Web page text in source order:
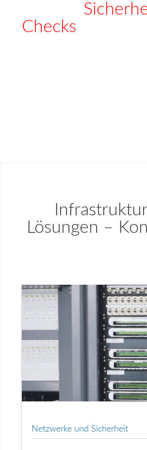
Checks
Lösungen –
Netzwerke und Sicherheit